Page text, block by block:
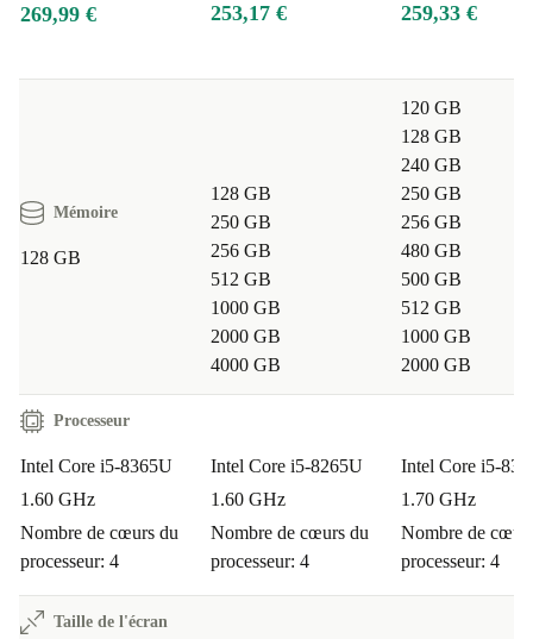
269,99 € 253,17 € 259,33 €
Mémoire
128 GB
128 GB
250 GB
256 GB
512 GB
1000 GB
2000 GB
4000 GB
120 GB
128 GB
240 GB
250 GB
256 GB
480 GB
500 GB
512 GB
1000 GB
2000 GB
Processeur
Intel Core i5-8365U
1.60 GHz
Nombre de cœurs du
processeur: 4
Intel Core i5-8265U
1.60 GHz
Nombre de cœurs du
processeur: 4
Intel Core i5-
1.70 GHz
Nombre de
processeur: 4
Taille de l'écran